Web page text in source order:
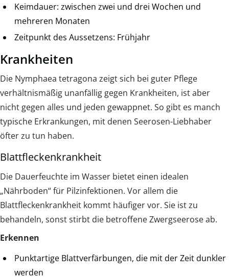
Keimdauer: zwischen zwei und drei Wochen und
mehreren Monaten
Zeitpunkt des Aussetzens: Frühjahr
Krankheiten
Die Nymphaea tetragona zeigt sich bei guter Pflege
verhältnismäßig unanfällig gegen Krankheiten, ist aber
nicht gegen alles und jeden gewappnet. So gibt es manch
typische Erkrankungen, mit denen Seerosen-Liebhaber
öfter zu tun haben.
Blattfleckenkrankheit
Die Dauerfeuchte im Wasser bietet einen idealen
„Nährboden“ für Pilzinfektionen. Vor allem die
Blattfleckenkrankheit kommt häufiger vor. Sie ist zu
behandeln, sonst stirbt die betroffene Zwergseerose ab.
Erkennen
Punktartige Blattverfärbungen, die mit der Zeit dunkler
werden